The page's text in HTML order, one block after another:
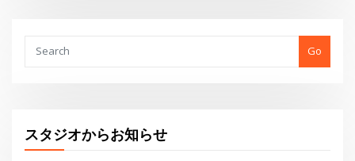
Go
スタジオからお知らせ